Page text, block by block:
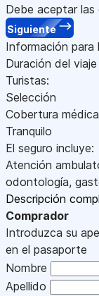
Debe aceptar
Siguiente
Información para
Duración del viaje
Turistas:
Selección
Cobertura
Tranquilo
El seguro incluye:
Atención
odontología,
Descripción
Comprador
Introduzca su
en el pasaporte
Nombre
Apellido